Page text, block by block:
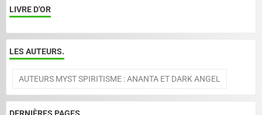
LIVRE D'OR
LES AUTEURS.
AUTEURS MYST SPIRITISME : ANANTA ET DARK ANGEL